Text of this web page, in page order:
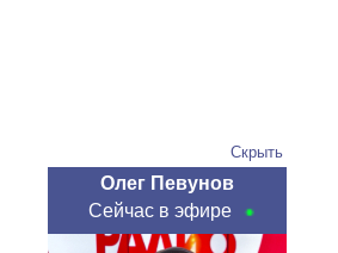
Скрыть
Олег Певунов
Сейчас в эфире